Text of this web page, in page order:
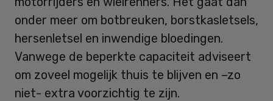
onder meer om botbreuken, borstkasletsels,
hersenletsel en inwendige bloedingen.
Vanwege de beperkte capaciteit adviseert
om zoveel mogelijk thuis te blijven en –zo
niet- extra voorzichtig te zijn.